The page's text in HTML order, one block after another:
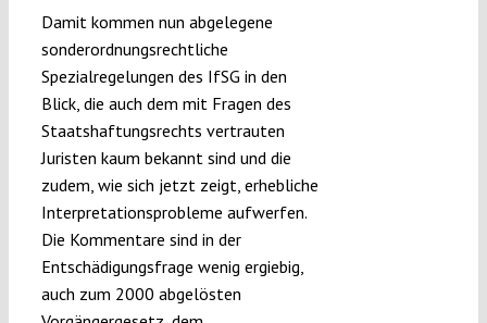
Damit kommen nun abgelegene
sonderordnungsrechtliche
Spezialregelungen des IfSG in den
Blick, die auch dem mit Fragen des
Staatshaftungsrechts vertrauten
Juristen kaum bekannt sind und die
zudem, wie sich jetzt zeigt, erhebliche
Interpretationsprobleme aufwerfen.
Die Kommentare sind in der
Entschädigungsfrage wenig ergiebig,
auch zum 2000 abgelösten